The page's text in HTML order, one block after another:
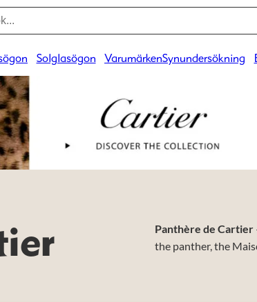
Solglasögon VarumärkenSynundersökning
Panthère de Cartier
the panther, the